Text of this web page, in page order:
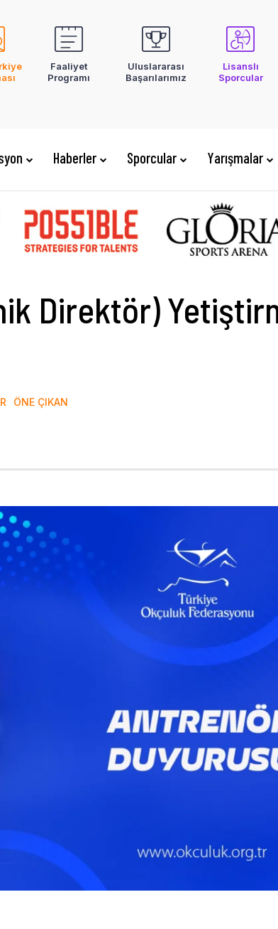
Faaliyet
Programı
Uluslararası
Başarılarımız
Lisanslı
Sporcular
Haberler Sporcular Yarışmalar
Direktör)
ÖNE ÇIKAN